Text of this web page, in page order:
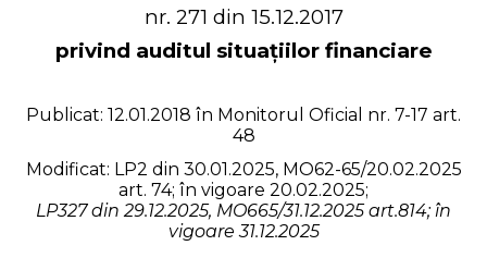
nr. 271 din 15.12.2017
privind auditul situațiilor financiare
Publicat: 12.01.2018 în Monitorul Oficial nr. 7-17 art.
48
Modificat: LP2 din 30.01.2025, MO62-65/20.02.2025
art. 74; în vigoare 20.02.2025;
LP327 din 29.12.2025, MO665/31.12.2025 art.814; în
vigoare 31.12.2025